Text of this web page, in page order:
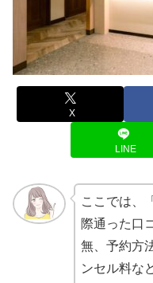
X
LINE
ここでは、
際通った口
無、予約方
ンセル料な